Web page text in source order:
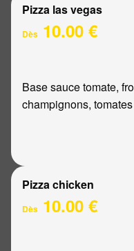
Pizza las vegas
Dès 10.00 €
Base sauce tomate,
champignons,
Pizza chicken
Dès 10.00 €